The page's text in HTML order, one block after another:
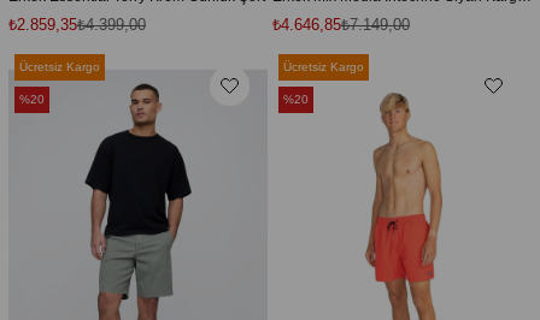
₺2.859,35₺4.399,00 ₺4.646,85₺7.149,00
Ücretsiz Kargo
%20
Ücretsiz Kargo
%20